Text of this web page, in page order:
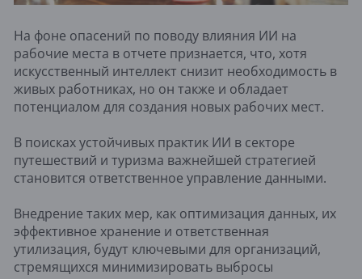
На фоне опасений по поводу влияния ИИ на
рабочие места в отчете признается, что, хотя
искусственный интеллект снизит необходимость в
живых работниках, но он также и обладает
потенциалом для создания новых рабочих мест.
В поисках устойчивых практик ИИ в секторе
путешествий и туризма важнейшей стратегией
становится ответственное управление данными.
Внедрение таких мер, как оптимизация данных, их
эффективное хранение и ответственная
утилизация, будут ключевыми для организаций,
стремящихся минимизировать выбросы